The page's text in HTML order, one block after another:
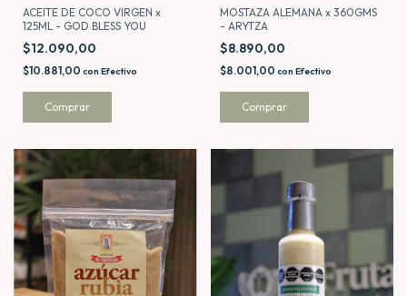
ACEITE DE COCO VIRGEN x
125ML - GOD BLESS YOU
$12.090,00
$10.881,00 con Efectivo
MOSTAZA ALEMANA x 360GMS
- ARYTZA
$8.890,00
$8.001,00 con Efectivo